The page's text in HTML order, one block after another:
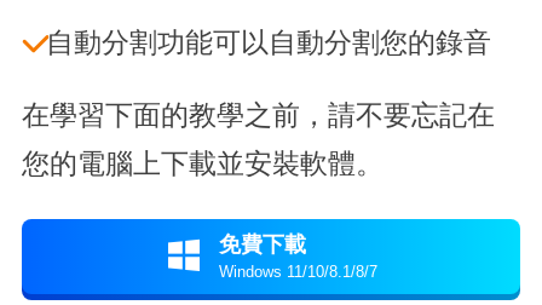
自動分割功能可以自動分割您的錄音
在學習下面的教學之前，請不要忘記在
您的電腦上下載並安裝軟體。
 免費下載
Windows 11/10/8.1/8/7